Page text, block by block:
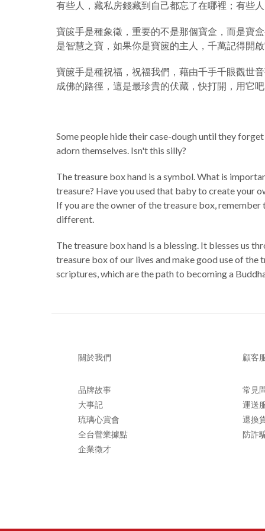
有些人，藏私房錢藏到自己都忘了在哪裡；有些
寶篋手是種象徵，重要的不是那個寶盒，而是寶
是智慧之寶，如果你是寶篋的主人，千萬記得開
寶篋手是種祝福，祝福我們，藉由千手千眼觀世
成佛的路徑，這是最珍貴的伏藏，快打開，用它
Some people hide their case-dough until they
adorn themselves. Isn't this silly?
The treasure box hand is a symbol. What is
treasure? Have you used that baby to create your
If you are the owner of the treasure box,
different.
The treasure box hand is a blessing. It blesses us
treasure box of our lives and make good use of the
scriptures, which are the path to becoming a
關於我們
品牌故事
大事記
琉璃心賞會
全台營業據點
企業徵才
顧客
常見
運送
退換
防詐